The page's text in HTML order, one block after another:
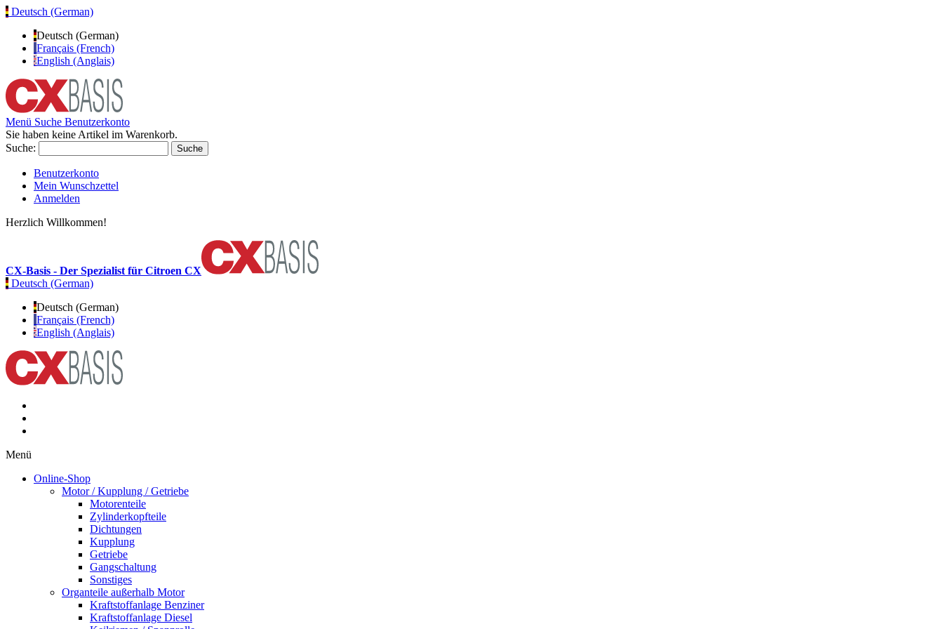
Deutsch (German)
Deutsch (German)
Français (French)
English (Anglais)
Menü Suche Benutzerkonto
Sie haben keine Artikel im Warenkorb.
Suche:
Suche
Benutzerkonto
Mein Wunschzettel
Anmelden
Herzlich Willkommen!
CX-Basis - Der Spezialist für Citroen CX
Deutsch (German)
Deutsch (German)
Français (French)
English (Anglais)
Menü
Online-Shop
Motor / Kupplung / Getriebe
Motorenteile
Zylinderkopfteile
Dichtungen
Kupplung
Getriebe
Gangschaltung
Sonstiges
Organteile außerhalb Motor
Kraftstoffanlage Benziner
Kraftstoffanlage Diesel